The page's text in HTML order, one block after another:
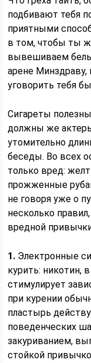
подбивают тебя
приятными
в том, чтобы ты
вывешиваем
арене
уговорить тебя
Сигареты
должны же
утомительно
беседы. Во всех
только вред:
прожженные
не говоря уже о
несколько
вредной
1. Электронные
курить: никотин,
стимулирует
при курении
пластырь
поведенческих
закуриванием,
стойкой